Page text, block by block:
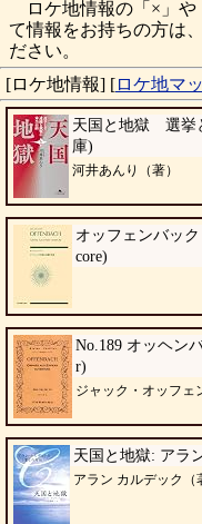
ロケ地情報の「×」や
て情報をお持ちの方は
ださい。
[ロケ地情報] [ロケ地マ
天国と地獄 選挙
庫)
河井あんり（著）
オッフェンバッ
core)
No.189 オッヘン
r)
ジャック・オッフェ
天国と地獄: アラ
アラン カルデック（